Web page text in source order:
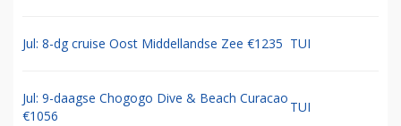
Jul: 8-dg cruise Oost Middellandse Zee €1235 TUI
Jul: 9-daagse Chogogo Dive & Beach Curacao
€1056
TUI